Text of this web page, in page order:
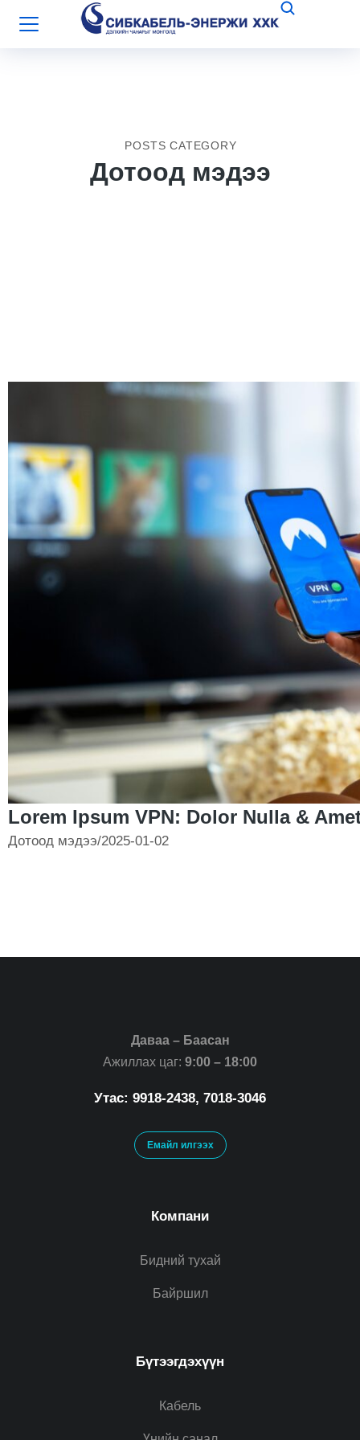
POSTS CATEGORY
Дотоод мэдээ
Lorem Ipsum VPN: Dolor Nulla &
Дотоод мэдээ/2025-01-02
Даваа – Баасан
Ажиллах цаг: 9:00 – 18:00
Утас: 9918-2438, 7018-3046
Емайл илгээх
Компани
Бидний тухай
Байршил
Бүтээгдэхүүн
Кабель